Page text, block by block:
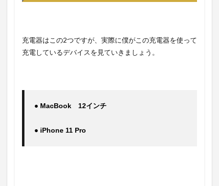
充電器はこの2つですが、実際に僕がこの充電器を使って
充電しているデバイスを見ていきましょう。
● MacBook　12インチ
● iPhone 11 Pro